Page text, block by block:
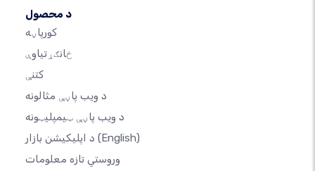
د محصول
کورپاڼه
ځانګړتیاوې
کتنې
د ویب پاڼې مثالونه
د ویب پاڼې ټیمپلیټونه
(English)
وروستي تازه معلومات